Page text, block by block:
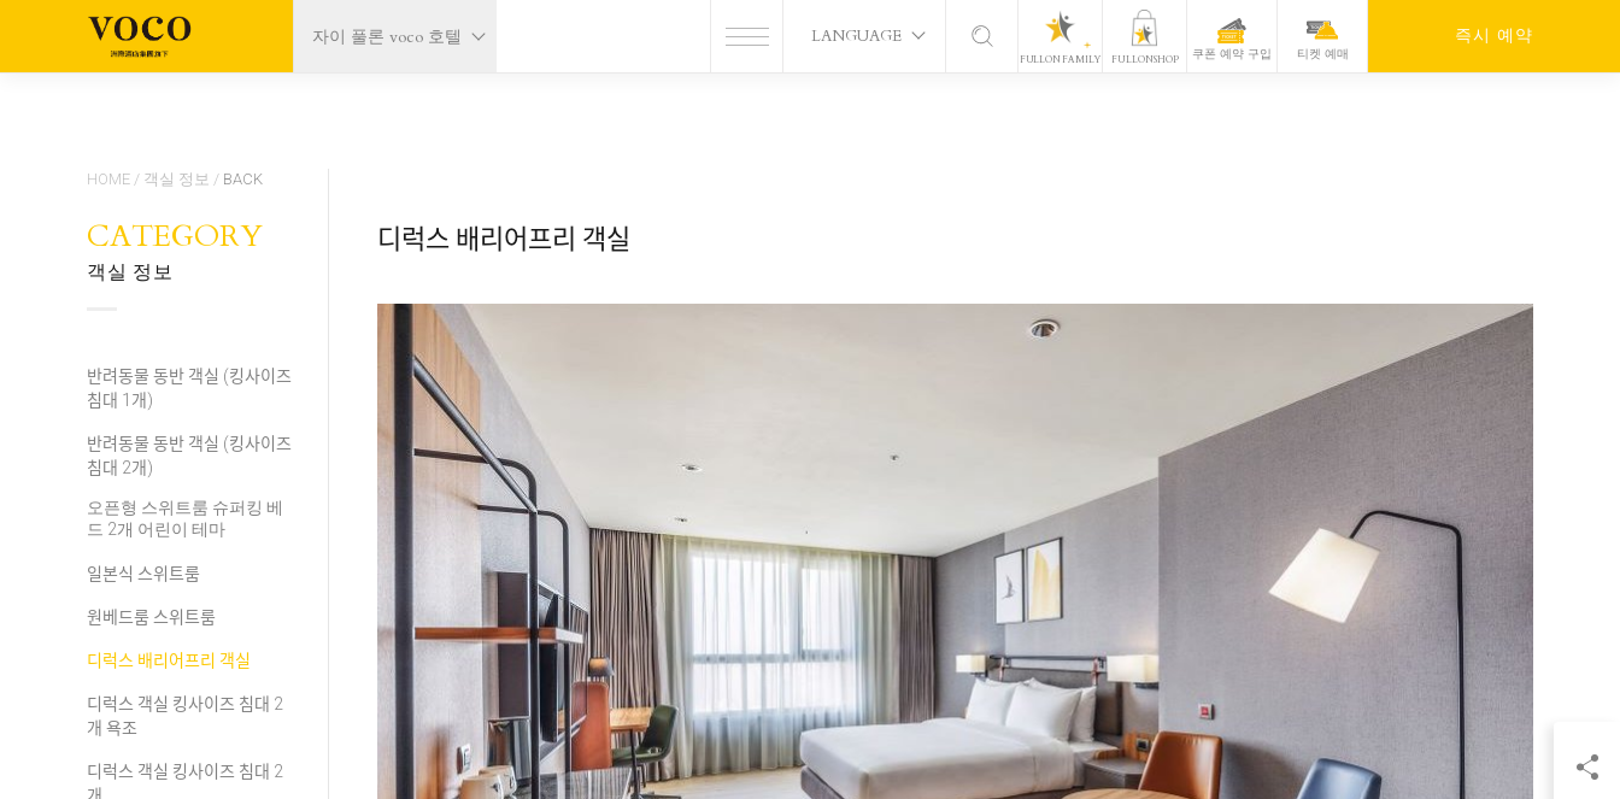
자이 풀론 voco 호텔 LANGUAGE
FULLON FAMILY FULLONSHOP 쿠폰 예약 구입 티켓 예매
즉시 예약
HOME / 객실 정보 / BACK
CATEGORY
객실 정보
반려동물 동반 객실 (킹사이즈
침대 1개)
반려동물 동반 객실 (킹사이즈
침대 2개)
오픈형 스위트룸 슈퍼킹 베
드 2개 어린이 테마
일본식 스위트룸
원베드룸 스위트룸
디럭스 배리어프리 객실
디럭스 객실 킹사이즈 침대 2
개 욕조
디럭스 객실 킹사이즈 침대 2
디럭스 배리어프리 객실